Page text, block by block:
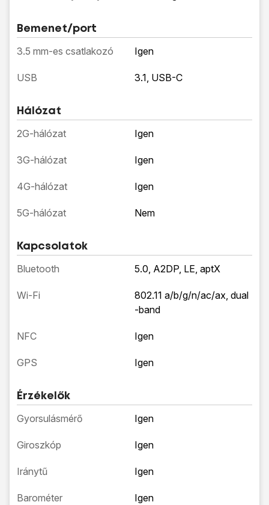
Bemenet/port
3.5 mm-es csatlakozó Igen
USB 3.1, USB-C
Hálózat
2G-hálózat Igen
3G-hálózat Igen
4G-hálózat Igen
5G-hálózat Nem
Kapcsolatok
Bluetooth 5.0, A2DP, LE, aptX
Wi-Fi
802.11 a/b/g/n/ac/ax, dual
-band
NFC Igen
GPS Igen
Érzékelők
Gyorsulásmérő Igen
Giroszkóp Igen
Iránytű Igen
Barométer Igen